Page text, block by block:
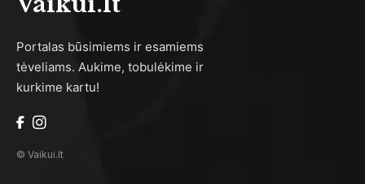
Portalas būsimiems ir esamiems
tėveliams. Aukime, tobulėkime ir
kurkime kartu!
© Vaikui.lt